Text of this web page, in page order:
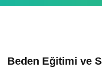
Beden Eğitimi ve